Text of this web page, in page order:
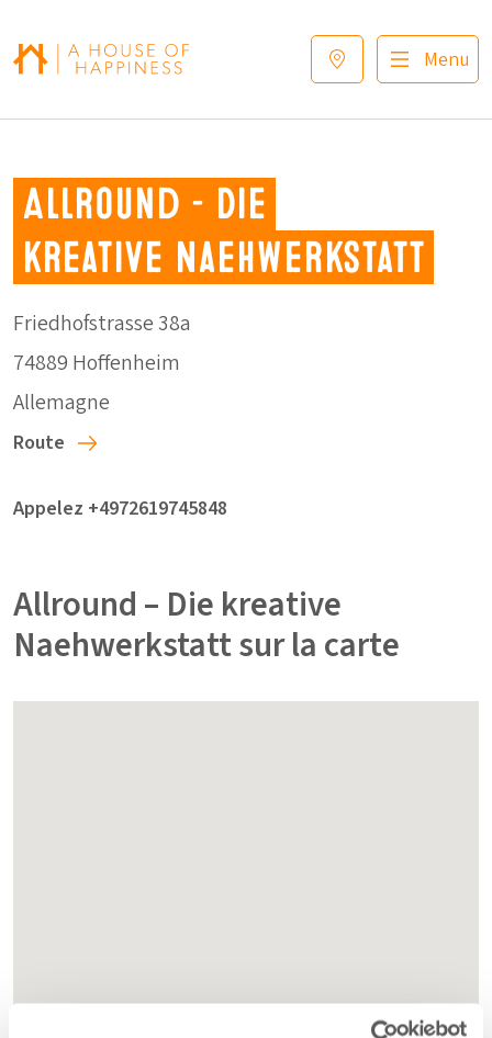
Menu
Allround – Die
kreative Naehwerkstatt
Friedhofstrasse 38a
74889 Hoffenheim
Allemagne
Route
Appelez +4972619745848
Allround – Die kreative
Naehwerkstatt sur la carte